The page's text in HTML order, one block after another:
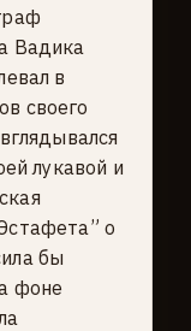
Вадика
в
своего
лукавой и
о
бы
фoнe